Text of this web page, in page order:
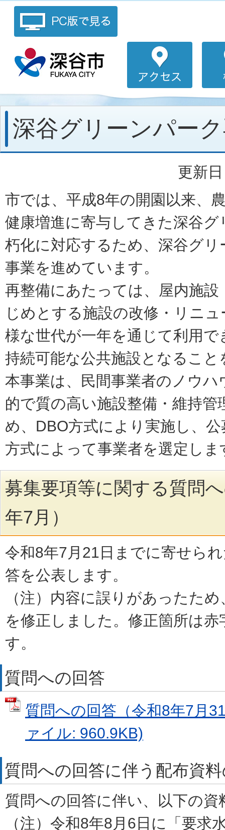
深谷グリーンパー
更新
市では、平成8年の開園以来、
健康増進に寄与してきた深谷
朽化に対応するため、深谷グ
事業を進めています。
再整備にあたっては、屋内施
じめとする施設の改修・リニ
様な世代が一年を通じて利用
持続可能な公共施設となること
本事業は、民間事業者のノウハ
的で質の高い施設整備・維持管
め、DBO方式により実施し、
方式によって事業者を選定しま
募集要項等に関する質問
年7月）
令和8年7月21日までに寄せら
答を公表します。
（注）内容に誤りがあったた
を修正しました。修正箇所は
す。
質問への回答
質問への回答（令和8年7月
ァイル: 960.9KB)
質問への回答に伴う配布資
質問への回答に伴い、以下の資
（注）令和8年8月6日に「要求